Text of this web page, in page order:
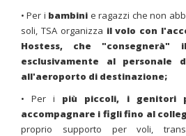
• Per i bambini e ragazzi che non
soli, TSA organizza il volo con
Hostess, che
esclusivamente al personale
all'aeroporto di destinazione;
• Per i più
piccoli, i genitori
accompagnare i figli fino al
proprio supporto per voli,